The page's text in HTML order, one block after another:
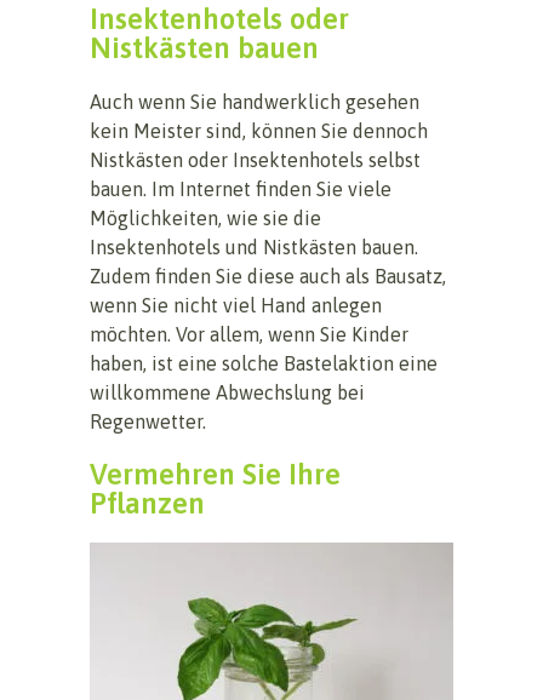
Insektenhotels oder
Nistkästen bauen
Auch wenn Sie handwerklich gesehen
kein Meister sind, können Sie dennoch
Nistkästen oder Insektenhotels selbst
bauen. Im Internet finden Sie viele
Möglichkeiten, wie sie die
Insektenhotels und Nistkästen bauen.
Zudem finden Sie diese auch als Bausatz,
wenn Sie nicht viel Hand anlegen
möchten. Vor allem, wenn Sie Kinder
haben, ist eine solche Bastelaktion eine
willkommene Abwechslung bei
Regenwetter.
Vermehren Sie Ihre
Pflanzen